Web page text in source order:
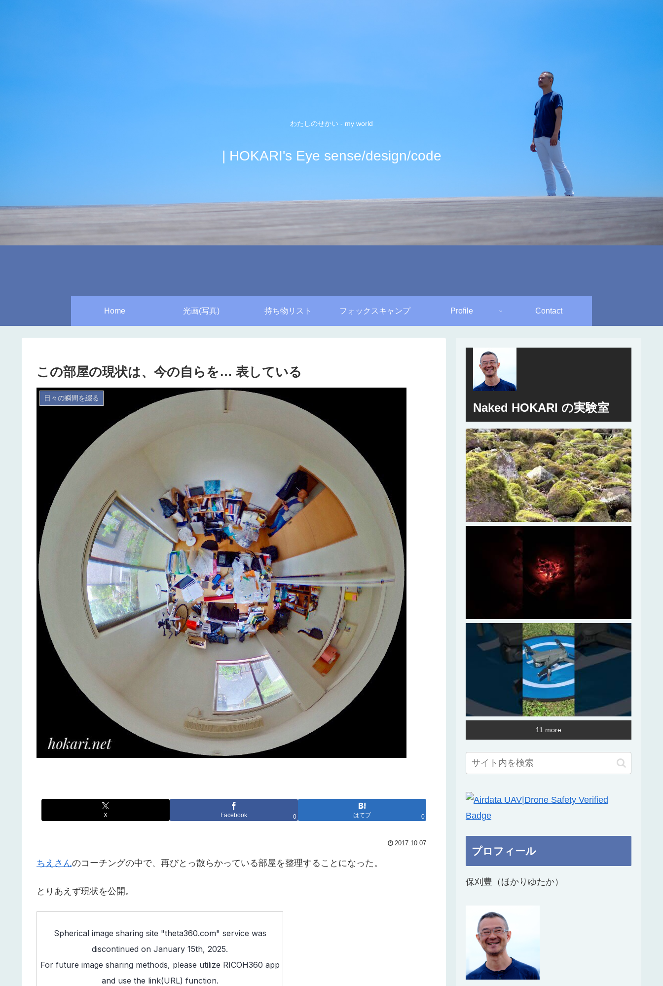
わたしのせかい - my world
| HOKARI's Eye sense/design/code
Home 光画(写真) 持ち物リスト フォックスキャンプ Profile Contact
この部屋の現状は、今の自らを… 表している
日々の瞬間を綴る
X Facebook 0 はてブ 0
2017.10.07
ちえさんのコーチングの中で、再びとっ散らかっている部屋を整理することになった。
とりあえず現状を公開。
Naked HOKARI の実験室
11 more
プロフィール
保刈豊（ほかりゆたか）